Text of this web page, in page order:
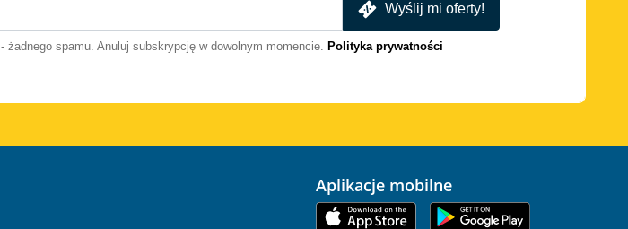
Wyślij mi oferty!
żadnego spamu. Anuluj subskrypcję w dowolnym momencie. Polityka prywatności
Aplikacje mobilne